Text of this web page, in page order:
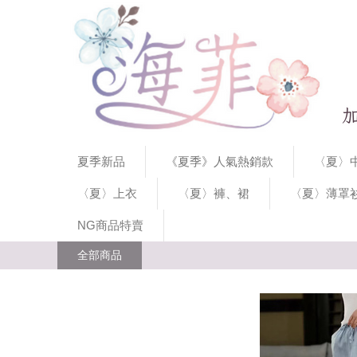
夏季新品 《夏季》人氣熱銷款 〈夏
〈夏〉上衣 〈夏〉褲、裙 〈夏〉薄罩
NG商品特賣
全部商品